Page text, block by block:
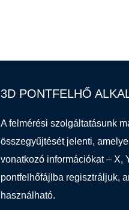
3D PONTFELHŐ
A felmérési szolgáltatásunk
összegyűjtését jelenti,
vonatkozó információkat – X,
pontfelhőfájlba regisztráljuk,
használható.